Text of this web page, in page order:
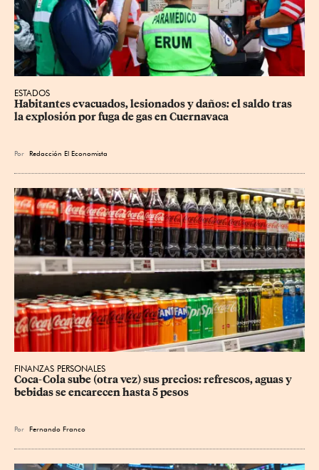
ESTADOS
Habitantes evacuados, lesionados y daños: el saldo tras
la explosión por fuga de gas en Cuernavaca
Por Redacción El Economista
FINANZAS PERSONALES
Coca-Cola sube (otra vez) sus precios: refrescos, aguas y
bebidas se encarecen hasta 5 pesos
Por Fernando Franco